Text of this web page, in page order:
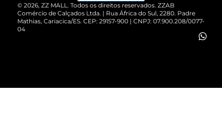
Cartão Presente
Vendas Corporativas
© 2026, ZZ MALL. Todos os direitos reservados. ZZAB
Comércio de Calçados Ltda. | Rua África do Sul, 2280. Padre
Mathias, Cariacica/ES. CEP: 29157-900 | CNPJ: 07.900.208/0077-
04